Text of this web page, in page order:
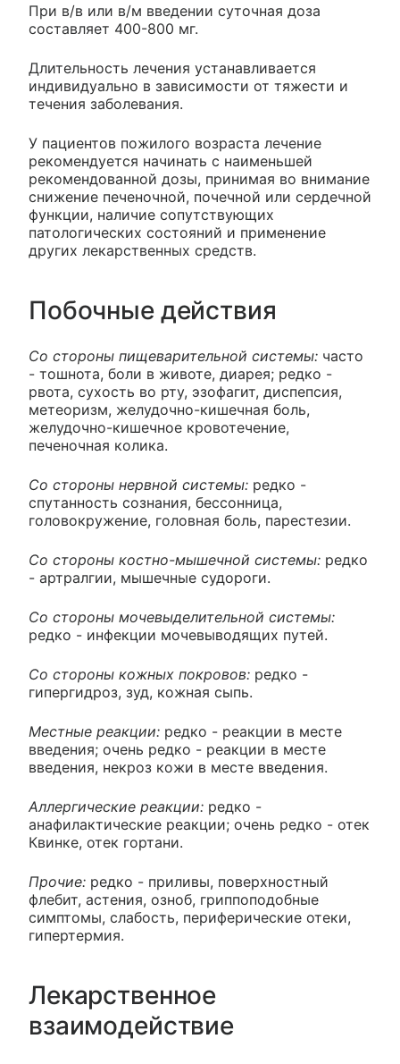
При в/в или в/м введении суточная доза
составляет 400-800 мг.
Длительность лечения устанавливается
индивидуально в зависимости от тяжести и
течения заболевания.
У пациентов пожилого возраста лечение
рекомендуется начинать с наименьшей
рекомендованной дозы, принимая во внимание
снижение печеночной, почечной или сердечной
функции, наличие сопутствующих
патологических состояний и применение
других лекарственных средств.
Побочные действия
Со стороны пищеварительной системы: часто
- тошнота, боли в животе, диарея; редко -
рвота, сухость во рту, эзофагит, диспепсия,
метеоризм, желудочно-кишечная боль,
желудочно-кишечное кровотечение,
печеночная колика.
Со стороны нервной системы: редко -
спутанность сознания, бессонница,
головокружение, головная боль, парестезии.
Со стороны костно-мышечной системы: редко
- артралгии, мышечные судороги.
Со стороны мочевыделительной системы:
редко - инфекции мочевыводящих путей.
Со стороны кожных покровов: редко -
гипергидроз, зуд, кожная сыпь.
Местные реакции: редко - реакции в месте
введения; очень редко - реакции в месте
введения, некроз кожи в месте введения.
Аллергические реакции: редко -
анафилактические реакции; очень редко - отек
Квинке, отек гортани.
Прочие: редко - приливы, поверхностный
флебит, астения, озноб, гриппоподобные
симптомы, слабость, периферические отеки,
гипертермия.
Лекарственное
взаимодействие